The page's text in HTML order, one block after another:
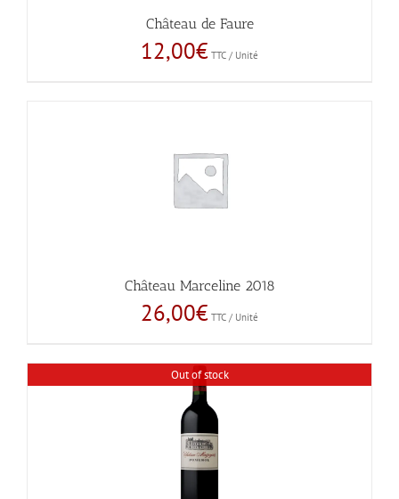
Château de Faure
12,00€ TTC / Unité
Château Marceline 2018
26,00€ TTC / Unité
Out of stock